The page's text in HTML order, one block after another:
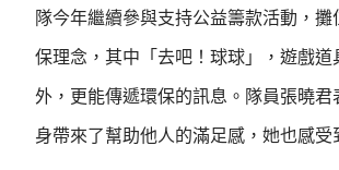
隊今年繼續參與支持公益籌款活動，
保理念，其中「去吧！球球」，遊戲
外，更能傳遞環保的訊息。隊員張曉
身帶來了幫助他人的滿足感，她也感受